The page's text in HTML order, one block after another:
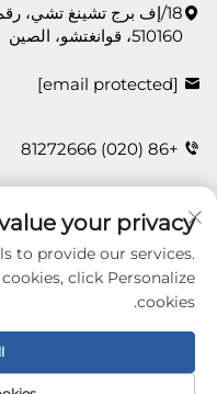
510160، قوانغتشو، الصين
[email protected]
+86 (020) 81272666
اتصل بنا
Wallcoverings
All right reserved -
your privacy
to provide our services.
click Personalize
cookies.